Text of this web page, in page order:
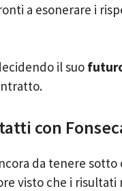
a esonerare i
il suo
con
da tenere
visto che i